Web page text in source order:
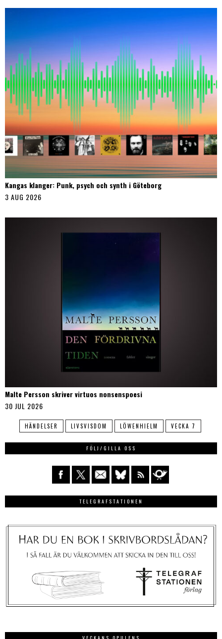
Kangas klanger: Punk, psych och synth i Göteborg
3 AUG 2026
Malte Persson skriver virtuos nonsenspoesi
30 JUL 2026
HÄNDELSER LIVSVISDOM LÖWENHIELM VECKA 7
FÖLJ/GILLA OSS
TELEGRAFSTATIONEN